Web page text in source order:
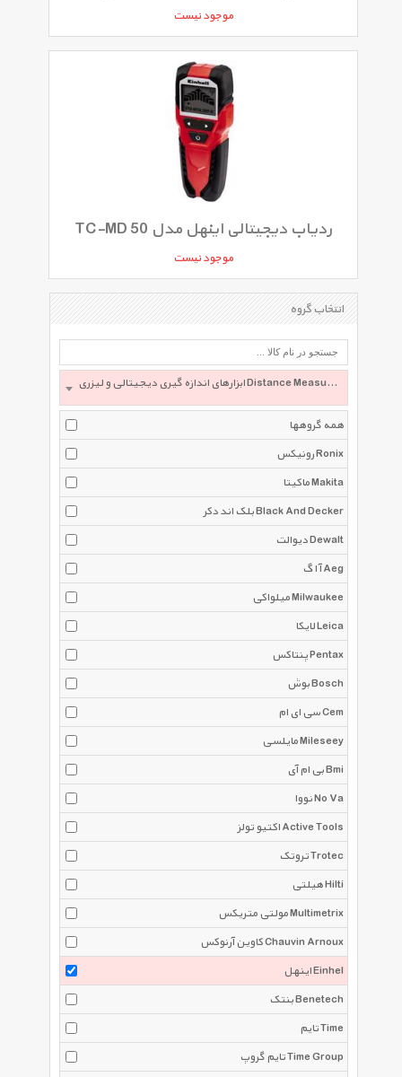
موجود نیست
ردیاب دیجیتالی اینهل مدل TC-MD 50
موجود نیست
انتخاب گروه
ابزارهای اندازه گیری دیجیتالی و لیزری Distance Measurer
همه گروهها
رونیکس Ronix
ماکیتا Makita
بلک اند دکر Black And Decker
دیوالت Dewalt
آ ا گ Aeg
میلواکی Milwaukee
لایکا Leica
پنتاکس Pentax
بوش Bosch
سی ای ام Cem
مایلسی Mileseey
بی ام آی Bmi
نووا No Va
اکتیو تولز Active Tools
تروتک Trotec
هیلتی Hilti
مولتی متریکس Multimetrix
کاوین آرنوکس Chauvin Arnoux
اینهل Einhel
بنتک Benetech
تایم Time
تایم گروپ Time Group